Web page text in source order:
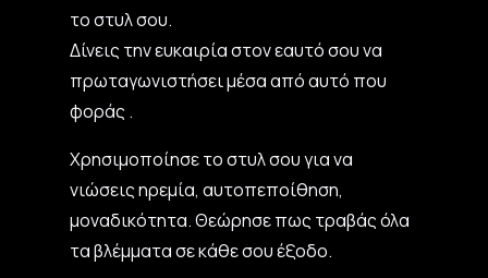
το στυλ σου.
Δίνεις την ευκαιρία στον εαυτό σου να
πρωταγωνιστήσει μέσα από αυτό που
φοράς .
Χρησιμοποίησε το στυλ σου για να
νιώσεις ηρεμία, αυτοπεποίθηση,
μοναδικότητα. Θεώρησε πως τραβάς όλα
τα βλέμματα σε κάθε σου έξοδο.